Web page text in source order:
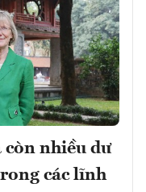
nhiều dư
các lĩnh